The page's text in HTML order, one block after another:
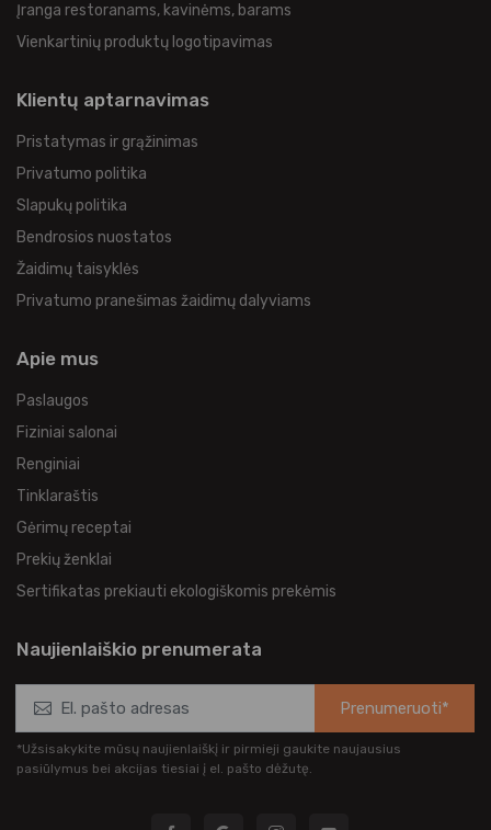
Įranga restoranams, kavinėms, barams
Vienkartinių produktų logotipavimas
Klientų aptarnavimas
Pristatymas ir grąžinimas
Privatumo politika
Slapukų politika
Bendrosios nuostatos
Žaidimų taisyklės
Privatumo pranešimas žaidimų dalyviams
Apie mus
Paslaugos
Fiziniai salonai
Renginiai
Tinklaraštis
Gėrimų receptai
Prekių ženklai
Sertifikatas prekiauti ekologiškomis prekėmis
Naujienlaiškio prenumerata
Prenumeruoti*
*Užsisakykite mūsų naujienlaiškį ir pirmieji gaukite naujausius
pasiūlymus bei akcijas tiesiai į el. pašto dėžutę.